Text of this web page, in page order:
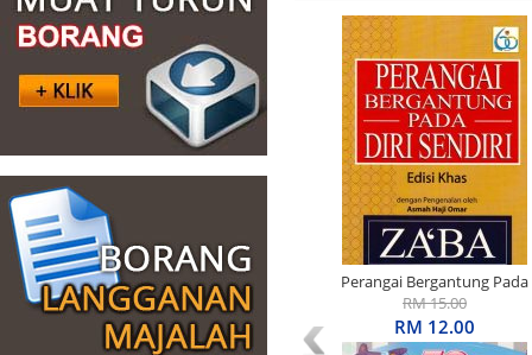
Perangai Bergantung Pada
Diri Sendiri Edisi Khas
RM 15.00
RM 12.00